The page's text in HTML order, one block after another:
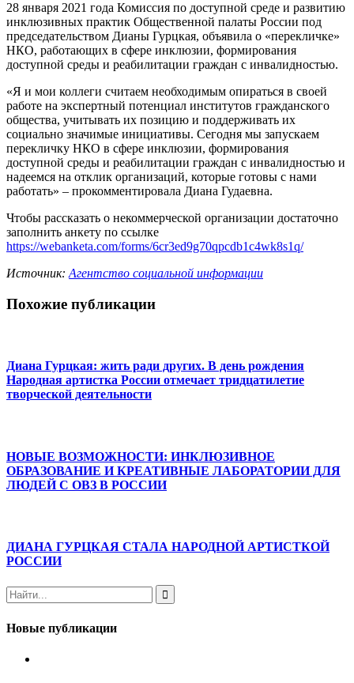
28 января 2021 года Комиссия по доступной среде и развитию
инклюзивных практик Общественной палаты России под
председательством Дианы Гурцкая, объявила о «перекличке»
НКО, работающих в сфере инклюзии, формирования
доступной среды и реабилитации граждан с инвалидностью.
«Я и мои коллеги считаем необходимым опираться в своей
работе на экспертный потенциал институтов гражданского
общества, учитывать их позицию и поддерживать их
социально значимые инициативы. Сегодня мы запускаем
перекличку НКО в сфере инклюзии, формирования
доступной среды и реабилитации граждан с инвалидностью и
надеемся на отклик организаций, которые готовы с нами
работать» – прокомментировала Диана Гудаевна.
Чтобы рассказать о некоммерческой организации достаточно
заполнить анкету по ссылке
https://webanketa.com/forms/6cr3ed9g70qpcdb1c4wk8s1q/
Источник:Агентство социальной информации
Похожие публикации
Диана Гурцкая: жить ради других. В день рождения
Народная артистка России отмечает тридцатилетие
творческой деятельности
НОВЫЕ ВОЗМОЖНОСТИ: ИНКЛЮЗИВНОЕ
ОБРАЗОВАНИЕ И КРЕАТИВНЫЕ ЛАБОРАТОРИИ ДЛЯ
ЛЮДЕЙ С ОВЗ В РОССИИ
ДИАНА ГУРЦКАЯ СТАЛА НАРОДНОЙ АРТИСТКОЙ
РОССИИ
Новые публикации